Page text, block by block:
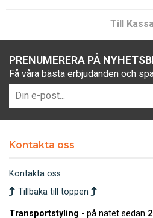
Till
PRENUMERERA PÅ
Få våra bästa erbjudanden och
Kontakta oss
Kontakta oss
Tillbaka till toppen
Transportstyling - på nätet sedan